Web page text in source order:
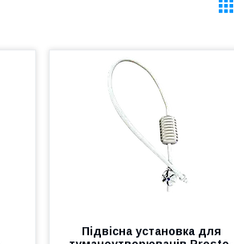
Підвісна установка для